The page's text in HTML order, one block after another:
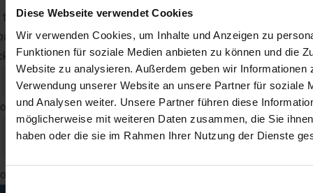
Diese Webseite verwendet Cookies
Wir verwenden Cookies, um Inhalte und Anzeigen zu
Funktionen für soziale Medien anbieten zu können und die
Website zu analysieren. Außerdem geben wir Informationen
Verwendung unserer Website an unsere Partner für soziale
und Analysen weiter. Unsere Partner führen diese
möglicherweise mit weiteren Daten zusammen, die Sie
haben oder die sie im Rahmen Ihrer Nutzung der Dienste
Einwilligungsauswahl
this device, we offer both replacement devices with
and repair with a delivery time of approx. 3 – 5 working
and transportation are optional for our customers.
this field
this field